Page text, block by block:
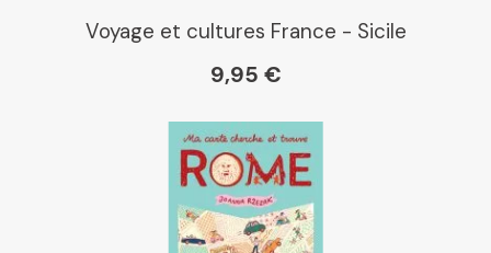
Voyage et cultures France - Sicile
9,95 €